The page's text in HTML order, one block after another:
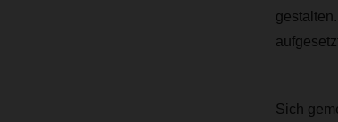
Sich